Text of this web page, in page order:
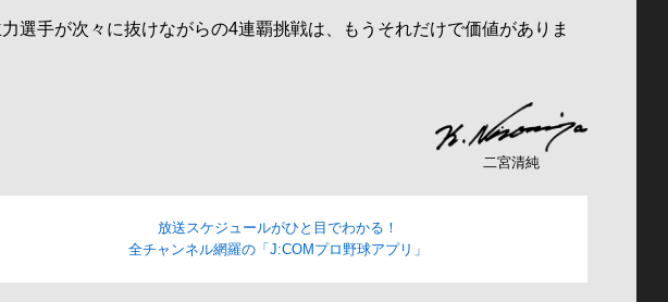
選手が次々に抜けながらの4連覇挑戦は、もうそれだけで価値がありま
二宮清純
放送スケジュールがひと目でわかる！
全チャンネル網羅の「J:COMプロ野球アプリ」